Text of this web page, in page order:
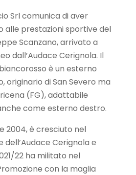
Srl comunica di aver
alle prestazioni sportive del
Scanzano, arrivato a
dall’Audace Cerignola. Il
è un esterno
originario di San Severo ma
(FG), adattabile
come esterno destro.
2004, è cresciuto nel
Cerignola e
22 ha militato nel
con la maglia